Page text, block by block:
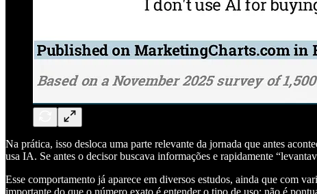
Na prática, isso desloca uma parte relevante da jornada que antes
usa IA. Se antes o decisor buscava informações e rapidamente
Esse comportamento já aparece em diversos estudos, ainda que com
importante do que o número exato é entender o tipo de uso: não é